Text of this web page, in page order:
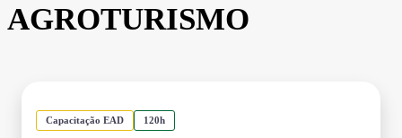
AGROTURISMO
Capacitação EAD 120h